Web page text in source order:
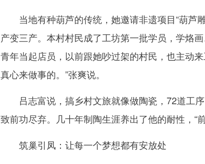
当地有种葫芦的传统，她邀请非遗项目“葫芦雕
产变三产。本村村民成了工坊第一批学员，学烙
青年当起店员，以前跟她吵过架的村民，也主动
真心来做事的。”张爽说。
吕志富说，搞乡村文旅就像做陶瓷，72道工序
致前功尽弃。几十年制陶生涯养出了他的耐性，“
筑巢引凤： 让每一个梦想都有安放处